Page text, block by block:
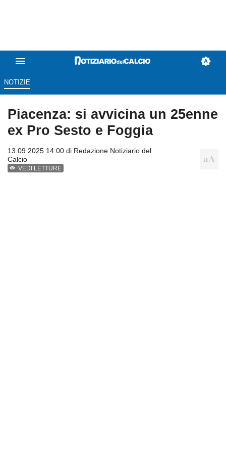
NOTIZIE
Piacenza: si avvicina un 25enne
ex Pro Sesto e Foggia
13.09.2025 14:00 di Redazione Notiziario del
Calcio
VEDI LETTURE